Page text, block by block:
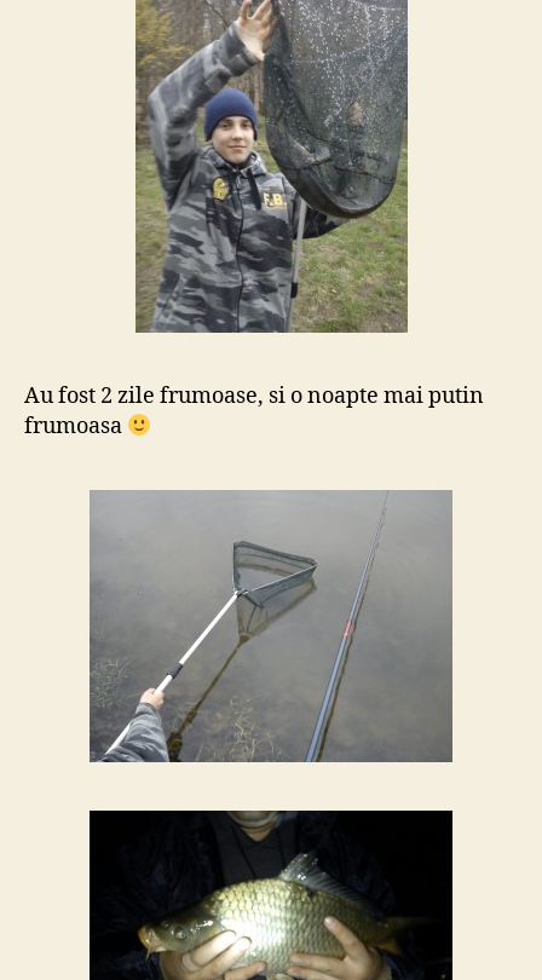
Au fost 2 zile frumoase, si o noapte mai putin
frumoasa